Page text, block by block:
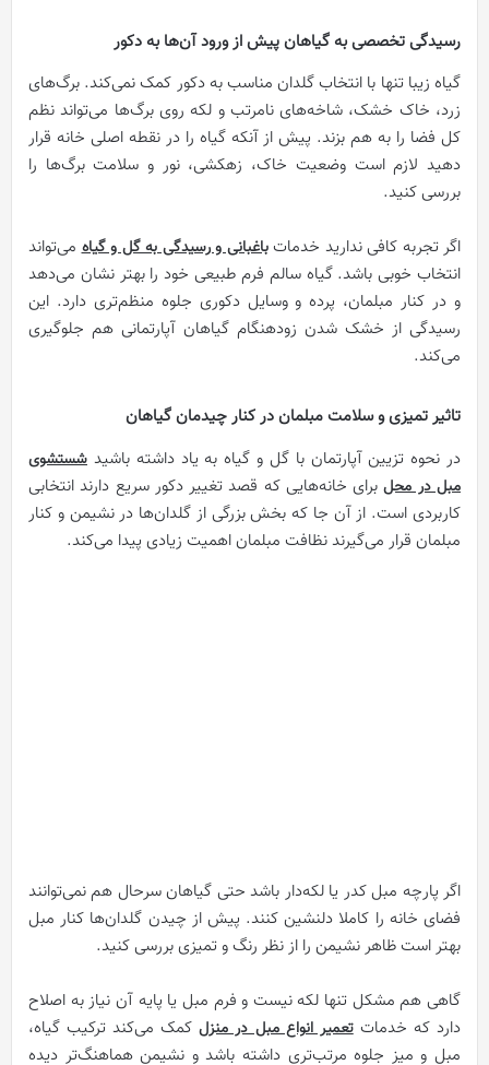
رسیدگی تخصصی به گیاهان پیش از ورود آن‌ها به دکور
گیاه زیبا تنها با انتخاب گلدان مناسب به دکور کمک نمی‌کند. برگ‌های
زرد، خاک خشک، شاخه‌های نامرتب و لکه روی برگ‌ها می‌تواند نظم
کل فضا را به هم بزند. پیش از آنکه گیاه را در نقطه اصلی خانه قرار
دهید لازم است وضعیت خاک، زهکشی، نور و سلامت برگ‌ها را
بررسی کنید.
اگر تجربه کافی ندارید خدماتباغبانی و رسیدگی به گل و گیاهمی‌تواند
انتخاب خوبی باشد. گیاه سالم فرم طبیعی خود را بهتر نشان می‌دهد
و در کنار مبلمان، پرده و وسایل دکوری جلوه منظم‌تری دارد. این
رسیدگی از خشک شدن زودهنگام گیاهان آپارتمانی هم جلوگیری
می‌کند.
تاثیر تمیزی و سلامت مبلمان در کنار چیدمان گیاهان
در نحوه تزیین آپارتمان با گل و گیاه به یاد داشته باشید شستشوی
مبل در محلبرای خانه‌هایی که قصد تغییر دکور سریع دارند انتخابی
کاربردی است. از آن جا که بخش بزرگی از گلدان‌ها در نشیمن و کنار
مبلمان قرار می‌گیرند نظافت مبلمان اهمیت زیادی پیدا می‌کند.
اگر پارچه مبل کدر یا لکه‌دار باشد حتی گیاهان سرحال هم نمی‌توانند
فضای خانه را کاملا دلنشین کنند. پیش از چیدن گلدان‌ها کنار مبل
بهتر است ظاهر نشیمن را از نظر رنگ و تمیزی بررسی کنید.
گاهی هم مشکل تنها لکه نیست و فرم مبل یا پایه آن نیاز به اصلاح
دارد که خدماتتعمیر انواع مبل در منزلکمک می‌کند ترکیب گیاه،
مبل و میز جلوه مرتب‌تری داشته باشد و نشیمن هماهنگ‌تر دیده